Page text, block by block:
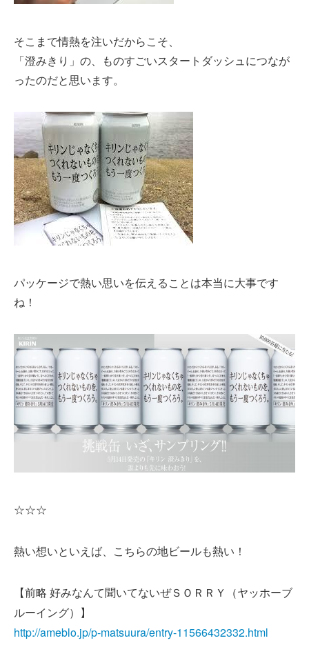
そこまで情熱を注いだからこそ、
「澄みきり」の、ものすごいスタートダッシュにつなが
ったのだと思います。
パッケージで熱い思いを伝えることは本当に大事です
ね！
☆☆☆
熱い想いといえば、こちらの地ビールも熱い！
【前略 好みなんて聞いてないぜＳＯＲＲＹ（ヤッホーブ
ルーイング）
】
http://ameblo.jp/p-matsuura/entry-11566432332.html